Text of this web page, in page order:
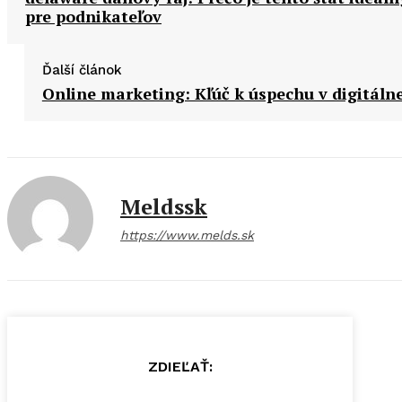
pre podnikateľov
Ďalší článok
Online marketing: Kľúč k úspechu v
Meldssk
https://www.melds.sk
ZDIEĽAŤ: